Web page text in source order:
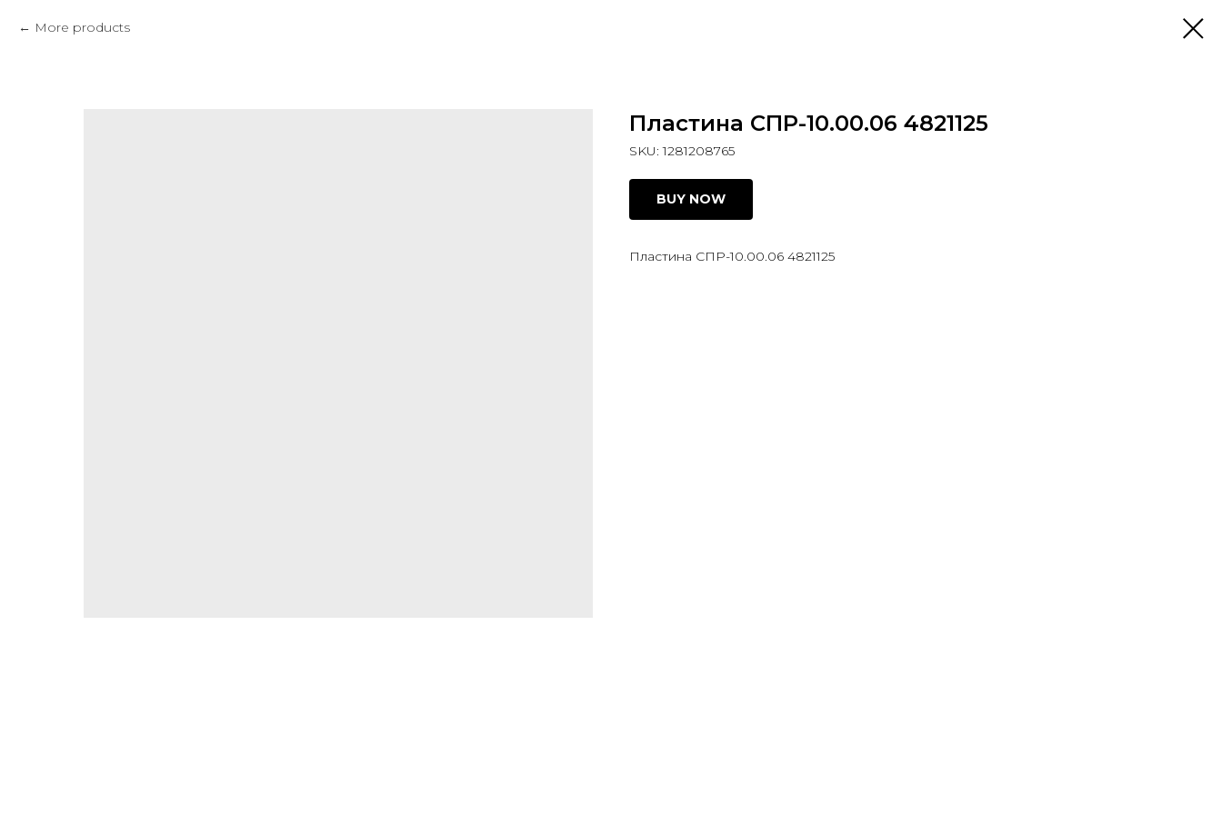
More products
Пластина СПР-10.00.06 4821125
SKU:1281208765
BUY NOW
Пластина СПР-10.00.06 4821125